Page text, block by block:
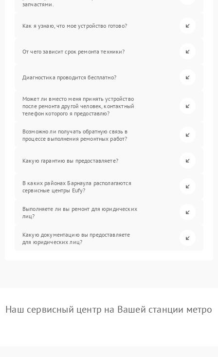
запчастями.
Как я узнаю, что мое устройство готово?
От чего зависит срок ремонта техники?
Диагностика проводится бесплатно?
Может ли вместо меня принять устройство
после ремонта другой человек, контактный
телефон которого я предоставлю?
Возможно ли получать обратную связь в
процессе выполнения ремонтных работ?
Какую гарантию вы предоставляете?
В каких районах Барнаула располагаются
сервисные центры Eufy?
Выполняете ли вы ремонт для юридических
лиц?
Какую документацию вы предоставляете
для юридических лиц?
Наш сервисный центр на Вашей станции метро